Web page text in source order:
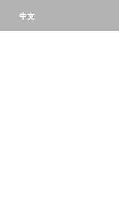
中文